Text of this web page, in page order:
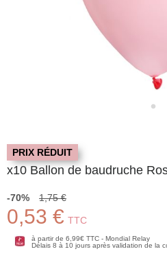
PRIX RÉDUIT
x10 Ballon de baudruche
-70% 1,75 €
0,53 € TTC
à partir de 6,99€ TTC - Mondial Relay
Délais 8 à 10 jours après validation de la